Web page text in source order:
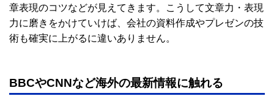
章表現のコツなどが見えてきます。こうして文章力・表現
力に磨きをかけていけば、会社の資料作成やプレゼンの技
術も確実に上がるに違いありません。
BBCやCNNなど海外の最新情報に触れる